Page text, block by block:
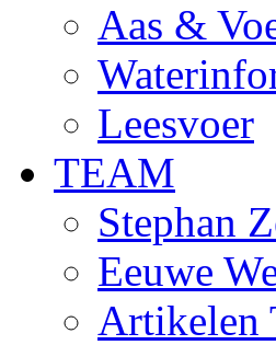
Aas &
Leesvoer
TEAM
Stephan
Eeuwe
Artikelen